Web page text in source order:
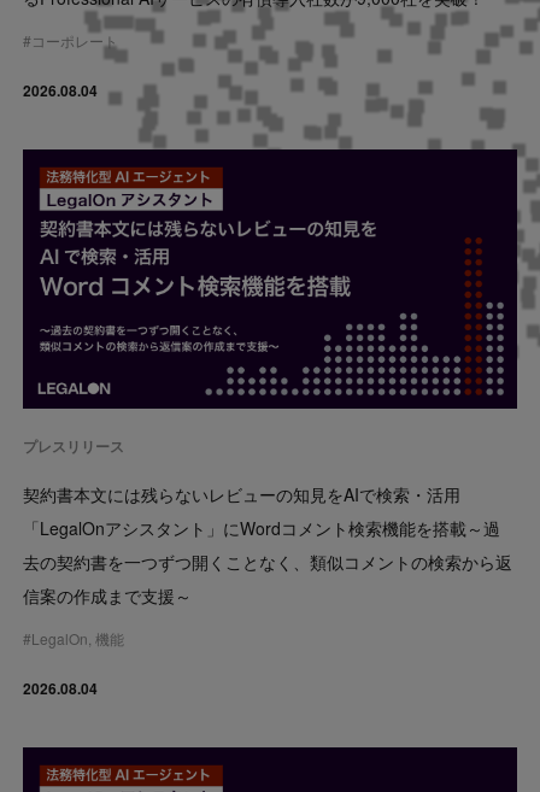
#コーポレート
2026.08.04
プレスリリース
契約書本文には残らないレビューの知見をAIで検索・活用
「LegalOnアシスタント」にWordコメント検索機能を搭載～過
去の契約書を一つずつ開くことなく、類似コメントの検索から返
信案の作成まで支援～
#LegalOn ,機能
2026.08.04